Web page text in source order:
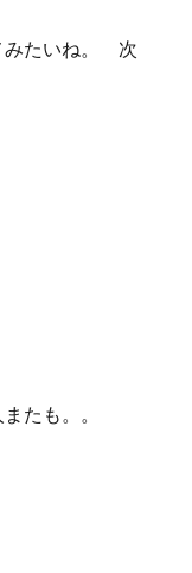
みたいね。 次
たも。。